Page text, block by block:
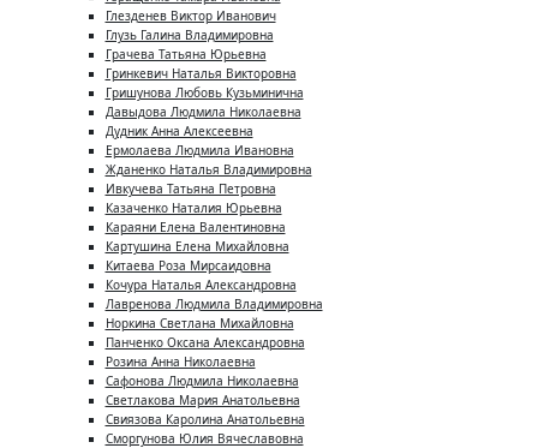
Глезденев Виктор Иванович
Глузь Галина Владимировна
Грачева Татьяна Юрьевна
Гринкевич Наталья Викторовна
Гришунова Любовь Кузьминична
Давыдова Людмила Николаевна
Дудник Анна Алексеевна
Ермолаева Людмила Ивановна
Жданенко Наталья Владимировна
Ивкучева Татьяна Петровна
Казаченко Наталия Юрьевна
Караяни Елена Валентиновна
Картушина Елена Михайловна
Китаева Роза Мирсаидовна
Кочура Наталья Александровна
Лавренова Людмила Владимировна
Норкина Светлана Михайловна
Панченко Оксана Александровна
Розина Анна Николаевна
Сафонова Людмила Николаевна
Светлакова Мария Анатольевна
Свиязова Каролина Анатольевна
Сморгунова Юлия Вячеславовна